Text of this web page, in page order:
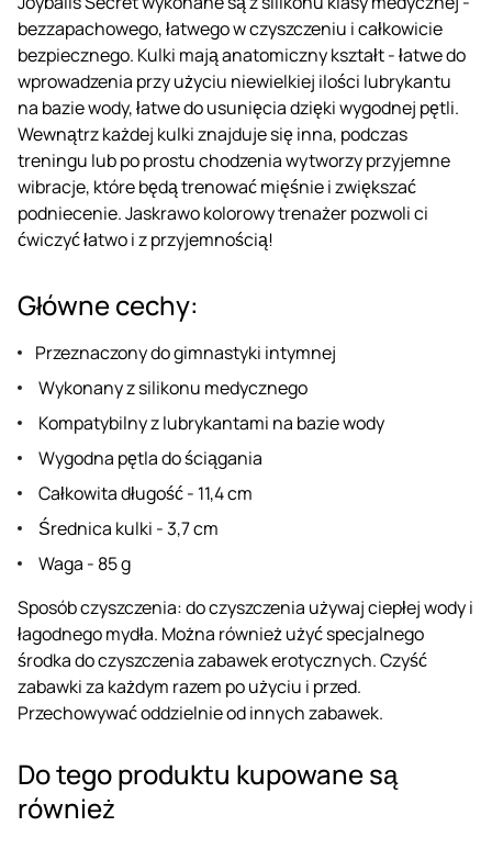
bezzapachowego, łatwego w czyszczeniu i całkowicie
bezpiecznego. Kulki mają anatomiczny kształt - łatwe do
wprowadzenia przy użyciu niewielkiej ilości lubrykantu
na bazie wody, łatwe do usunięcia dzięki wygodnej pętli.
Wewnątrz każdej kulki znajduje się inna, podczas
treningu lub po prostu chodzenia wytworzy przyjemne
wibracje, które będą trenować mięśnie i zwiększać
podniecenie. Jaskrawo kolorowy trenażer pozwoli ci
ćwiczyć łatwo i z przyjemnością!
Główne cechy:
Przeznaczony do gimnastyki intymnej
Wykonany z silikonu medycznego
Kompatybilny z lubrykantami na bazie wody
Wygodna pętla do ściągania
Całkowita długość - 11,4 cm
Średnica kulki - 3,7 cm
Waga - 85 g
Sposób czyszczenia: do czyszczenia używaj ciepłej wody i
łagodnego mydła. Można również użyć specjalnego
środka do czyszczenia zabawek erotycznych. Czyść
zabawki za każdym razem po użyciu i przed.
Przechowywać oddzielnie od innych zabawek.
Do tego produktu kupowane są
również